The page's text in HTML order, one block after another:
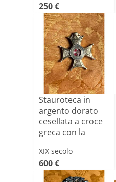
250 €
Stauroteca in
argento dorato
cesellata a croce
greca con la
XIX secolo
600 €